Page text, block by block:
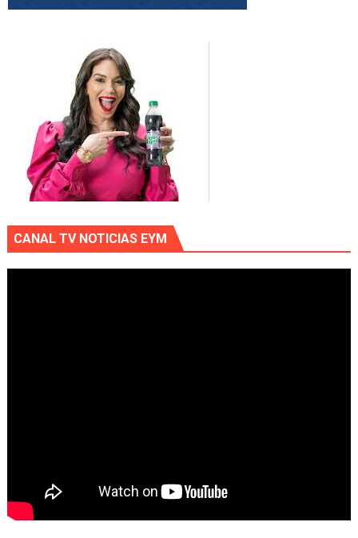
CANAL TV NOTICIAS EYM